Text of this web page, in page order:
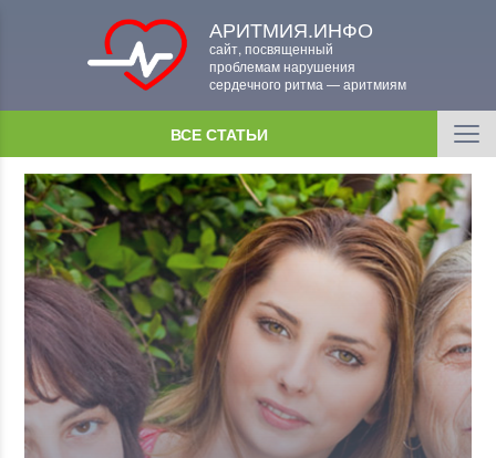
АРИТМИЯ.ИНФО
сайт, посвященный
проблемам нарушения
сердечного ритма — аритмиям
ВСЕ СТАТЬИ